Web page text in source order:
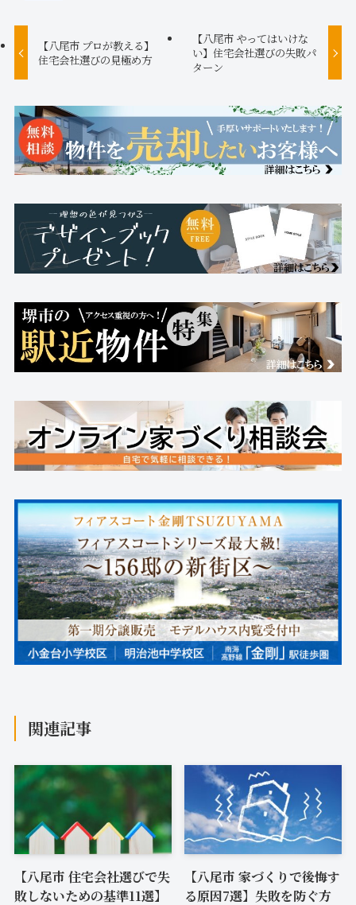
【八尾市 プロが教える】
住宅会社選びの見極め方
【八尾市 やってはいけな
い】住宅会社選びの失敗パ
ターン
関連記事
【八尾市 住宅会社選びで失
敗しないための基準11選】
【八尾市 家づくりで後悔す
る原因7選】失敗を防ぐ方